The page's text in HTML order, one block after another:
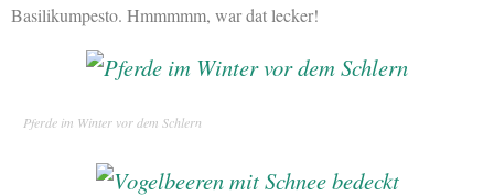
Basilikumpesto. Hmmmmm, war dat lecker!
Pferde im Winter vor dem Schlern